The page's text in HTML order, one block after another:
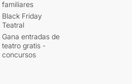
familiares
Black Friday
Teatral
Gana entradas de
teatro gratis -
concursos